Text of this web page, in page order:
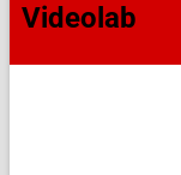
Videolab